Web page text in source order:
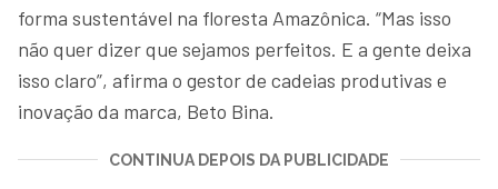
forma sustentável na floresta Amazônica. “Mas isso
não quer dizer que sejamos perfeitos. E a gente deixa
isso claro”, afirma o gestor de cadeias produtivas e
inovação da marca, Beto Bina.
CONTINUA DEPOIS DA PUBLICIDADE